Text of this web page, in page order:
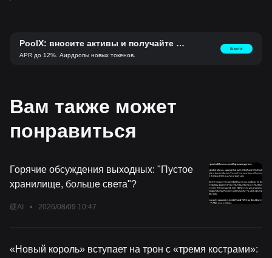
PoolX: вносите активы и получайте но
вые токены.
APR до 12%. Аирдропы новых токенов.
Внести!
Вам также может
понравиться
Горячие обсуждения выходных: "Пустое
хранилище, больше света"?
硬AI • 2026/08/09 10:47
«Новый король» вступает на трон с «тремя кострами»: